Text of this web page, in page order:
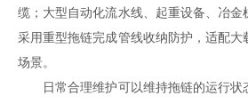
缆；大型自动化流水线、起重设备、冶金
采用重型拖链完成管线收纳防护，适配大
场景。
日常合理维护可以维持拖链的运行状